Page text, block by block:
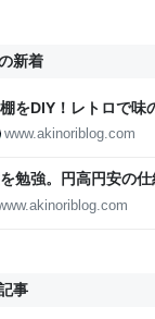
新着
をDIY！レトロで味
www.akinoriblog.com
勉強。円高円安の
事